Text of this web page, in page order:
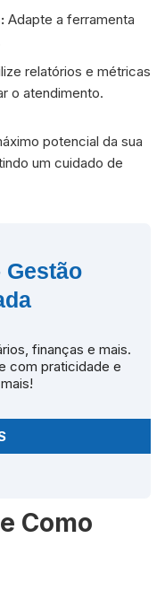
Adapte a ferramenta
relatórios e métricas
o atendimento.
potencial da sua
um cuidado de
Gestão
finanças e mais.
com praticidade e
Como